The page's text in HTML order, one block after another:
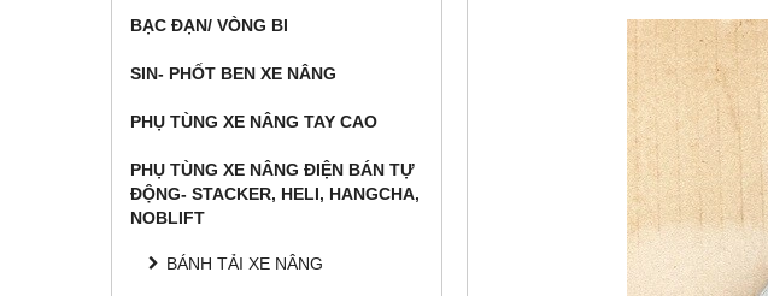
BẠC ĐẠN/ VÒNG BI
SIN- PHỐT BEN XE NÂNG
PHỤ TÙNG XE NÂNG TAY CAO
PHỤ TÙNG XE NÂNG ĐIỆN BÁN TỰ
ĐỘNG- STACKER, HELI, HANGCHA,
NOBLIFT
BÁNH TẢI XE NÂNG